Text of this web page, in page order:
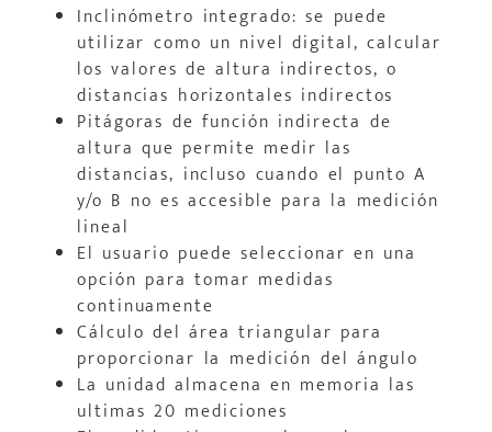
Inclinómetro integrado: se puede
utilizar como un nivel digital, calcular
los valores de altura indirectos, o
distancias horizontales indirectos
Pitágoras de función indirecta de
altura que permite medir las
distancias, incluso cuando el punto A
y/o B no es accesible para la medición
lineal
El usuario puede seleccionar en una
opción para tomar medidas
continuamente
Cálculo del área triangular para
proporcionar la medición del ángulo
La unidad almacena en memoria las
ultimas 20 mediciones